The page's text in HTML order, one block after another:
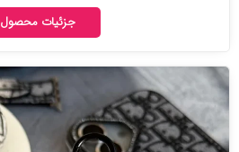
جزئیات محصول